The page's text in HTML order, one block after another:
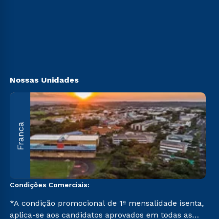
Nossas Unidades
Franca
Condições Comerciais:
*A condição promocional de 1ª mensalidade isenta,
aplica-se aos candidatos aprovados em todas as